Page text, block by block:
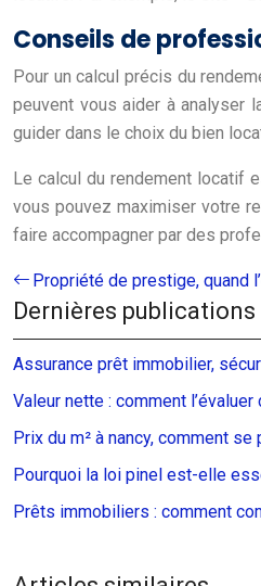
Conseils de
Pour un calcul précis du
peuvent vous aider à analyser
guider dans le choix du bien
Le calcul du rendement locatif
vous pouvez maximiser votre
faire accompagner par des
Propriété de prestige, quand
Dernières publications
Assurance prêt immobilier,
Valeur nette : comment
Prix du m² à nancy, comment
Pourquoi la loi pinel est-elle
Prêts immobiliers : comment